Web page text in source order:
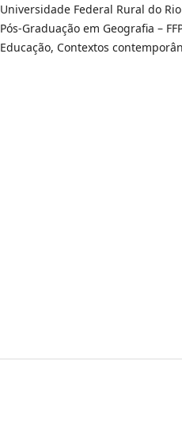
Universidade Federal Rural do
Pós-Graduação em Geografia –
Educação, Contextos